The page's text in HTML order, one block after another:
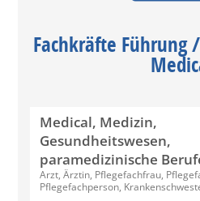
Fachkräfte Führung
Medical, Medizin,
Gesundheitswesen,
paramedizinische
Arzt, Ärztin, Pflegefachfrau,
Pflegefachperson,